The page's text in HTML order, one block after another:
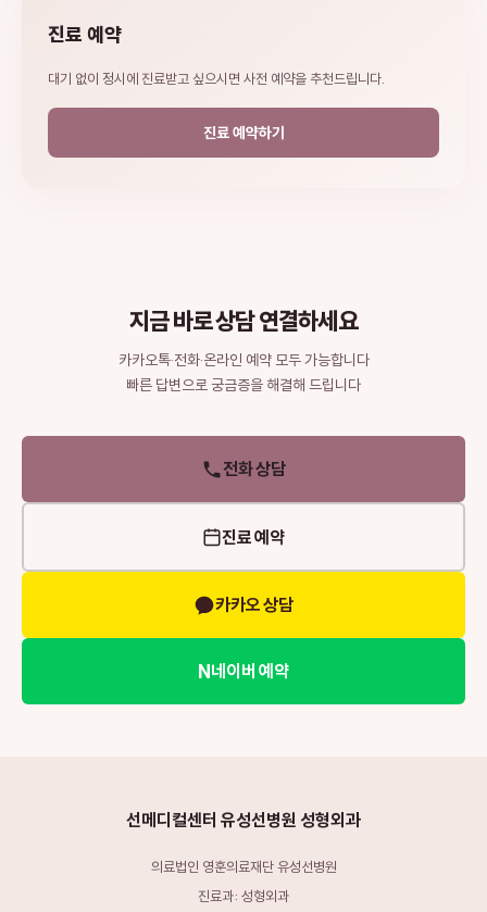
진료 예약
대기 없이 정시에 진료받고 싶으시면 사전 예약을 추천드립니다.
진료 예약하기
지금 바로 상담 연결하세요
카카오톡·전화·온라인 예약 모두 가능합니다
빠른 답변으로 궁금증을 해결해 드립니다
전화 상담
진료 예약
카카오 상담
N네이버 예약
선메디컬센터 유성선병원 성형외과
의료법인 영훈의료재단 유성선병원
진료과: 성형외과